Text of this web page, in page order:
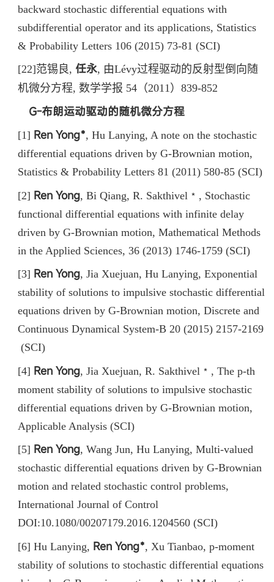
backward stochastic differential equations with
subdifferential operator and its applications, Statistics
& Probability Letters 106 (2015) 73-81 (SCI)
[22]范锡良, 任永, 由Lévy过程驱动的反射型倒向随
机微分方程, 数学学报 54（2011）839-852
G-布朗运动驱动的随机微分方程
[1] Ren Yong﹡, Hu Lanying, A note on the stochastic
differential equations driven by G-Brownian motion,
Statistics & Probability Letters 81 (2011) 580-85 (SCI)
[2] Ren Yong, Bi Qiang, R. Sakthivel﹡ , Stochastic
functional differential equations with infinite delay
driven by G-Brownian motion, Mathematical Methods
in the Applied Sciences, 36 (2013) 1746-1759 (SCI)
[3] Ren Yong, Jia Xuejuan, Hu Lanying, Exponential
stability of solutions to impulsive stochastic differential
equations driven by G-Brownian motion, Discrete and
Continuous Dynamical System-B 20 (2015) 2157-2169
(SCI)
[4] Ren Yong, Jia Xuejuan, R. Sakthivel﹡, The p-th
moment stability of solutions to impulsive stochastic
differential equations driven by G-Brownian motion,
Applicable Analysis (SCI)
[5] Ren Yong, Wang Jun, Hu Lanying, Multi-valued
stochastic differential equations driven by G-Brownian
motion and related stochastic control problems,
International Journal of Control
DOI:10.1080/00207179.2016.1204560 (SCI)
[6] Hu Lanying, Ren Yong﹡, Xu Tianbao, p-moment
stability of solutions to stochastic differential equations